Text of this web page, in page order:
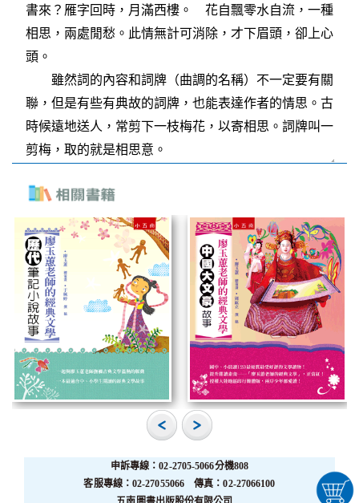
申訴專線：02-2705-5066分機808
客服專線：02-27055066 傳真：02-27066100